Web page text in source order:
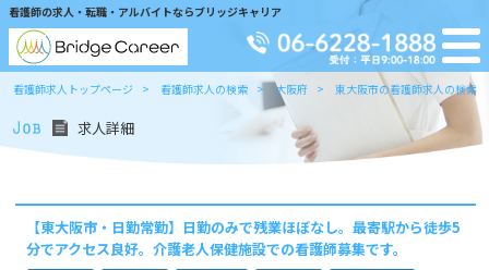
看護師の求人・転職・アルバイトならブリッジキャリア
看護師求人トップページ 看護師求人の検索 大阪府 東大阪市の看護師求人の検索
求人詳細
【東大阪市・日勤常勤】日勤のみで残業ほぼなし。最寄駅から徒歩5
分でアクセス良好。介護老人保健施設での看護師募集です。